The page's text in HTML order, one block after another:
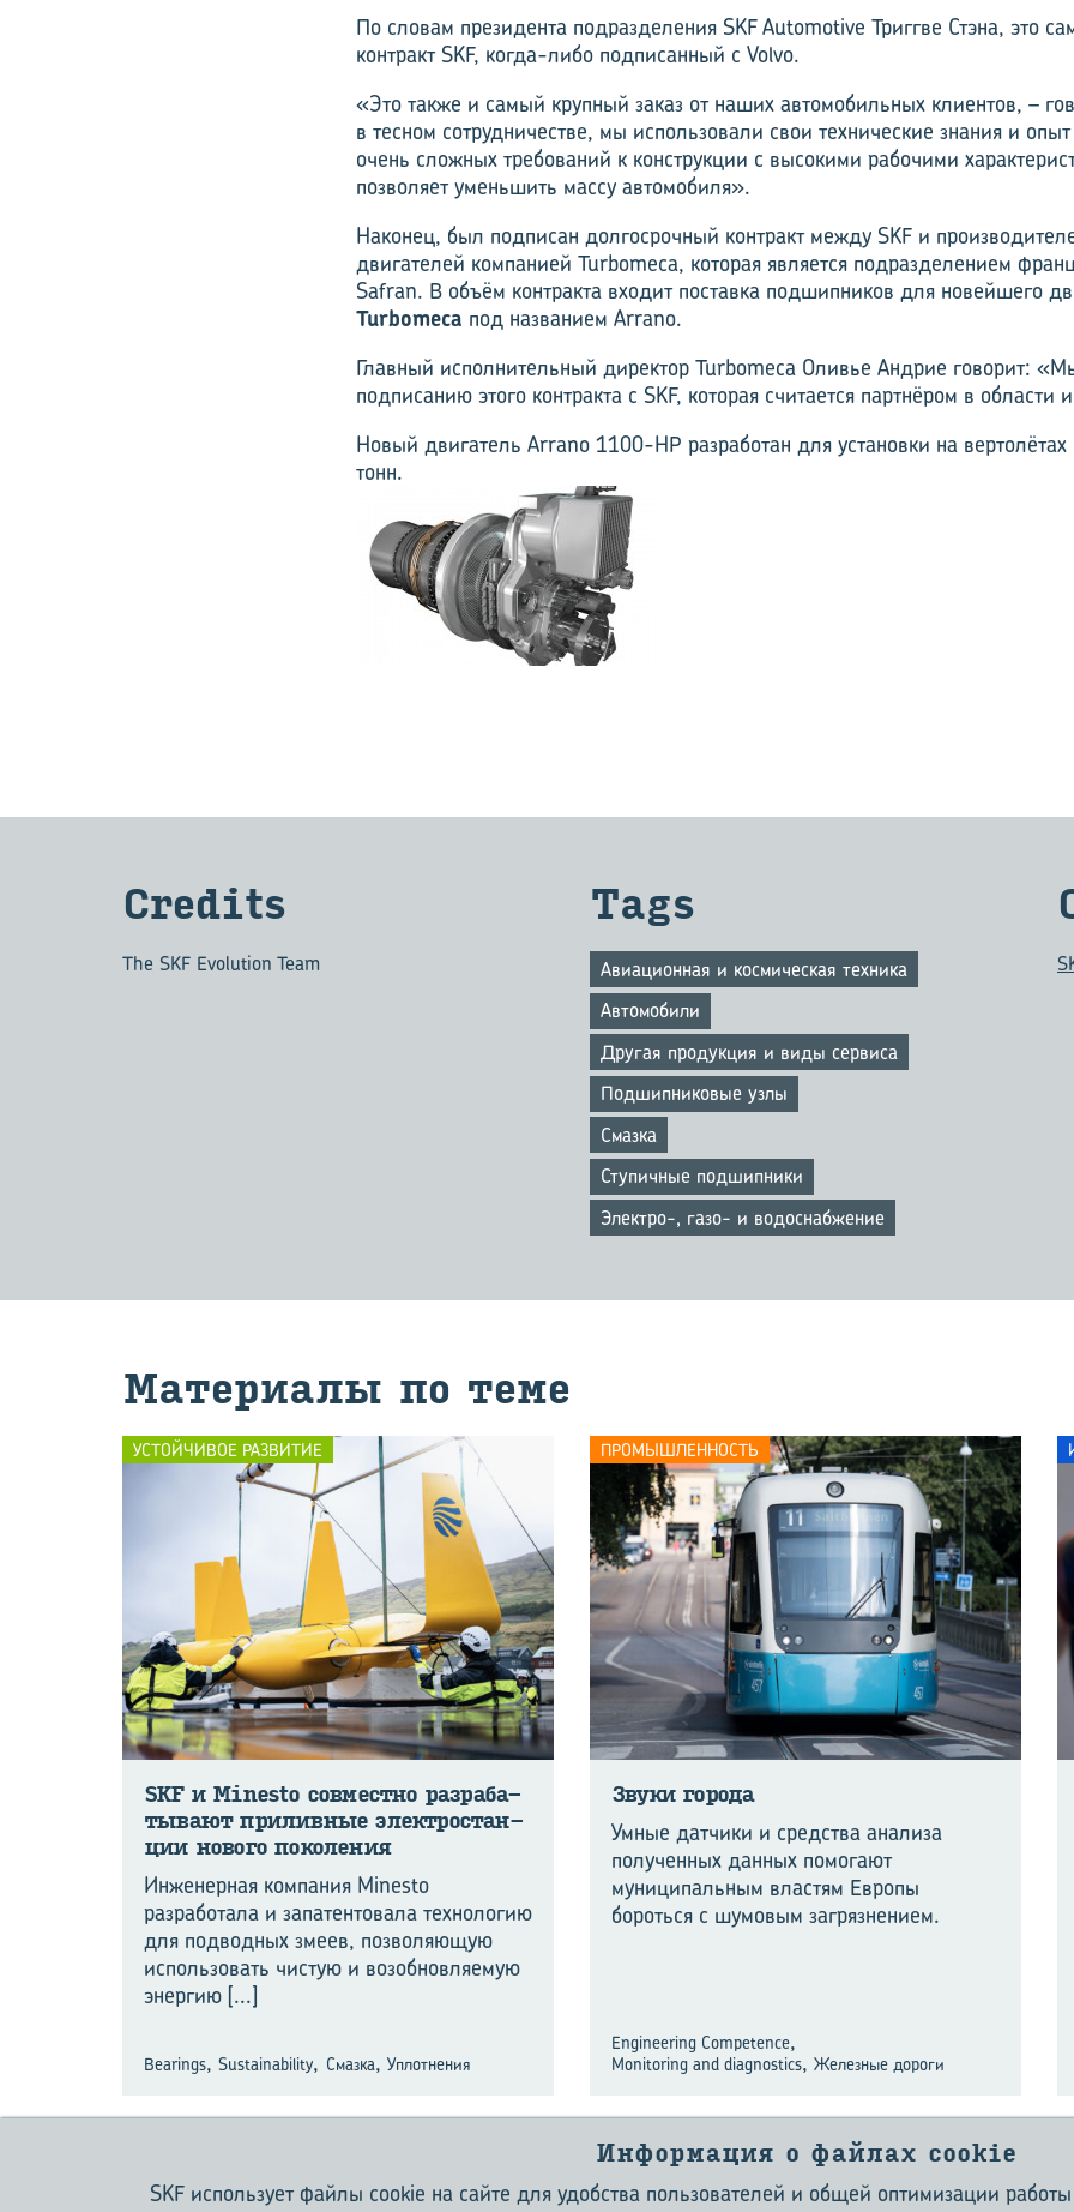
По словам президента подразделения SKF Automotive Триггве Стэна, это
контракт SKF, когда-либо подписанный с Volvo.
«Это также и самый крупный заказ от наших автомобильных клиентов, –
в тесном сотрудничестве, мы использовали свои технические знания и
очень сложных требований к конструкции с высокими рабочими
позволяет уменьшить массу автомобиля».
Наконец, был подписан долгосрочный контракт между SKF и
двигателей компанией Turbomeca, которая является подразделением
Safran. В объём контракта входит поставка подшипников для новейшего
Turbomeca под названием Arrano.
Главный исполнительный директор Turbomeca Оливье Андрие говорит:
подписанию этого контракта с SKF, которая считается партнёром в области
Новый двигатель Arrano 1100-HP разработан для установки на
тонн.
Credits
The SKF Evolution Team
Tags
Авиационная и космическая техника
Автомобили
Другая продукция и виды сервиса
Подшипниковые узлы
Смазка
Ступичные подшипники
Электро-, газо- и водоснабжение
Ма­те­ри­а­лы по теме
УСТОЙЧИВОЕ РАЗВИТИЕ
SKF и Minesto сов­мест­но раз­ра­ба­
ты­ва­ют при­лив­ные элек­тро­стан­
ции но­во­го по­ко­ле­ния
Инженерная компания Minesto
разработала и запатентовала технологию
для подводных змеев, позволяющую
использовать чистую и возобновляемую
энергию [...]
Bearings, Sustainability, Смазка, Уплотнения
ПРОМЫШЛЕННОСТЬ
Звуки го­ро­да
Умные датчики и средства анализа
полученных данных помогают
муниципальным властям Европы
бороться с шумовым загрязнением.
Engineering Competence,
Monitoring and diagnostics, Железные дороги
О ЖУРНАЛЕ EVOLUTION КОНТАКТЫ УСЛОВИЯ И ПОЛОЖЕНИЯ
Информация о файлах сookie
SKF использует файлы cookie на сайте для удобства пользователей и общей оптимизации